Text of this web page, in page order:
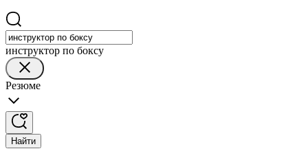
инструктор по боксу
Резюме
Найти